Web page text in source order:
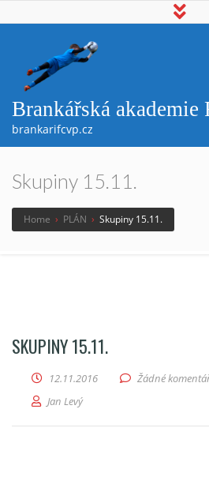
Brankářská akademie
brankarifcvp.cz
Skupiny 15.11.
Home › PLÁN › Skupiny 15.11.
SKUPINY 15.11.
12.11.2016 Žádné
Jan Levý